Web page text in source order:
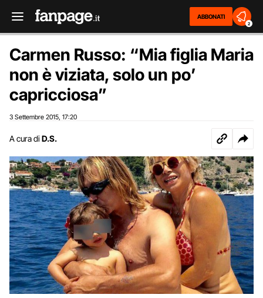
ABBONATI
2
Carmen Russo: “Mia figlia Maria
non è viziata, solo un po’
capricciosa”
3 Settembre 2015 17:20
A cura di D.S.